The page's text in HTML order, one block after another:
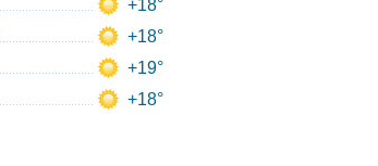
+18°
+18°
+19°
+18°